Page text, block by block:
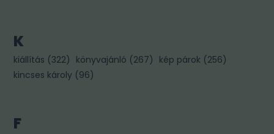
K
kiállítás (322) könyvajánló (267) kép párok (256)
kincses károly (96)
F